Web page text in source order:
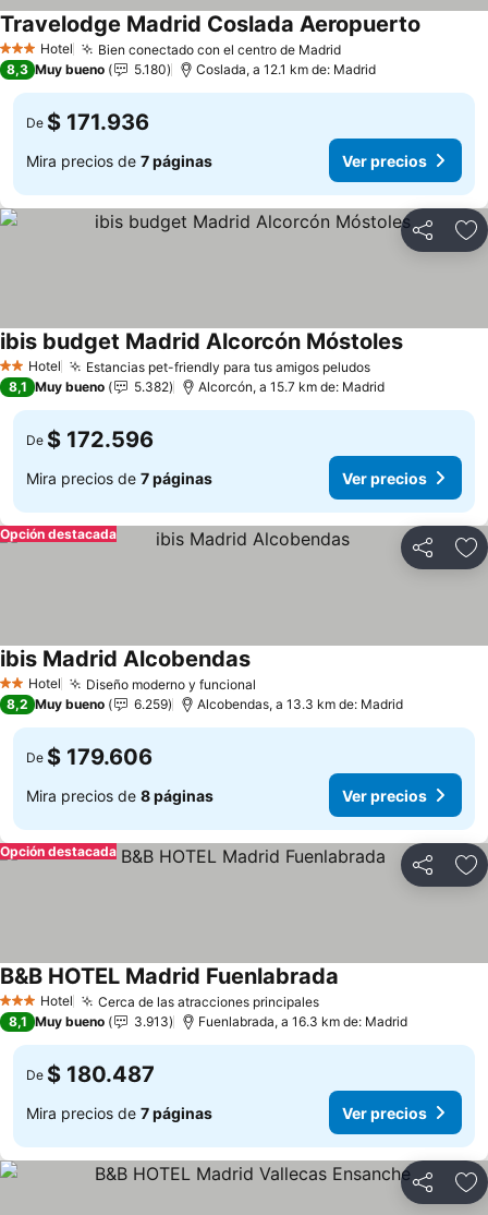
3 Estrellas
Hotel Bien conectado con el centro de MadridVer precios
Travelodge Madrid Coslada Aeropuerto
8,3 Muy bueno 5.180 Coslada, a 12.1 km de: Madrid
De $ 171.936
Mira precios de 7 páginas Ver precios
Compartir
2 Estrellas
Hotel Estancias pet-friendly para tus amigos peludosVer precios
ibis budget Madrid Alcorcón MóstolesVer
8,1 Muy bueno 5.382 Alcorcón, a 15.7 km de: Madrid
De $ 172.596
Mira precios de 7 páginas Ver precios
Compartir
Opción destacada
2 Estrellas
Hotel Diseño moderno y funcional
ibis Madrid AlcobendasVer precios
8,2 Muy bueno 6.259 Alcobendas, a 13.3 km de: Madrid
De $ 179.606
Mira precios de 8 páginas Ver precios
Compartir
Opción destacada
3 Estrellas
Hotel Cerca de las atracciones principalesVer precios
B&B HOTEL Madrid Fuenlabrada
8,1 Muy bueno 3.913 Fuenlabrada, a 16.3 km de: Madrid
De $ 180.487
Mira precios de 7 páginas Ver precios
Compartir